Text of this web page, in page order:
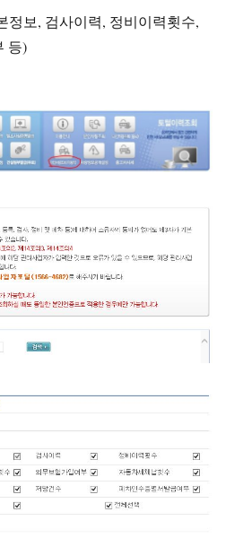
정보, 검사이력, 정비이력횟수,
등)